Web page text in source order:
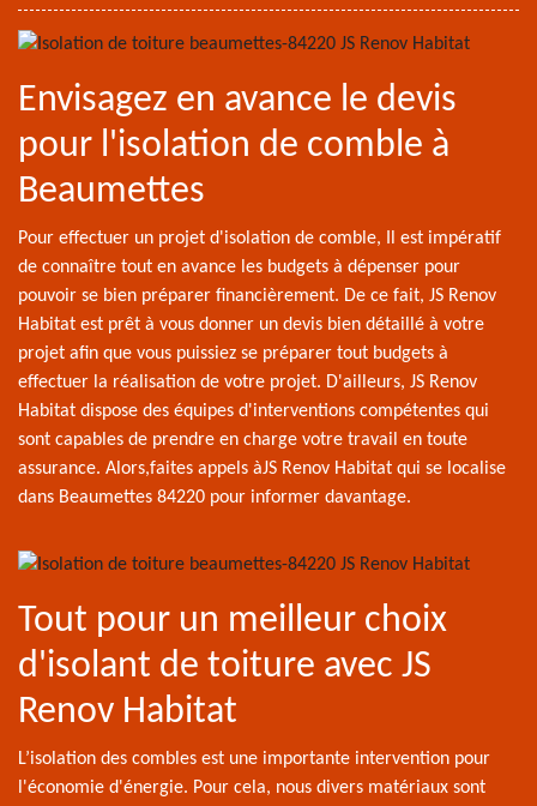
Envisagez en avance le devis
pour l'isolation de comble à
Beaumettes
Pour effectuer un projet d'isolation de comble, Il est impératif
de connaître tout en avance les budgets à dépenser pour
pouvoir se bien préparer financièrement. De ce fait, JS Renov
Habitat est prêt à vous donner un devis bien détaillé à votre
projet afin que vous puissiez se préparer tout budgets à
effectuer la réalisation de votre projet. D'ailleurs, JS Renov
Habitat dispose des équipes d'interventions compétentes qui
sont capables de prendre en charge votre travail en toute
assurance. Alors,faites appels àJS Renov Habitat qui se localise
dans Beaumettes 84220 pour informer davantage.
Tout pour un meilleur choix
d'isolant de toiture avec JS
Renov Habitat
L’isolation des combles est une importante intervention pour
l'économie d'énergie. Pour cela, nous divers matériaux sont